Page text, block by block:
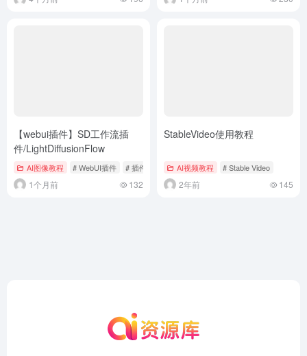
【webui插件】SD工作流插
件/LightDiffusionFlow
AI图像教程 # WebUI插件 # 插件
1个月前 132
StableVideo使用教程
AI视频教程 # Stable Video
2年前 145